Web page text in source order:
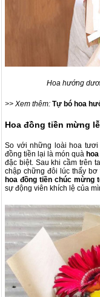
Hoa hướng
>> Xem thêm: Tự bó hoa
Hoa đồng tiền mừng
So với những loài hoa tươi
đồng tiền lại là món quà
đặc biệt. Sau khi cầm trên
chập chững đôi lúc thấy
hoa đồng tiền chúc mừng
sự động viên khích lệ của